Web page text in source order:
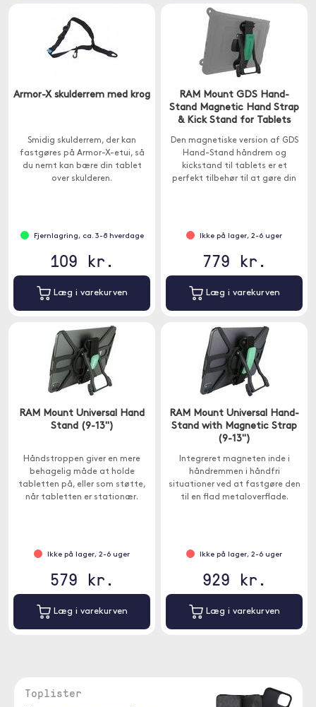
Armor-X skulderrem med krog
Smidig skulderrem, der kan
fastgøres på Armor-X-etui, så
du nemt kan bære din tablet
over skulderen.
Fjernlagring, ca. 3-8 hverdage
109 kr.
Læg i varekurven
RAM Mount GDS Hand-
Stand Magnetic Hand Strap
& Kick Stand for Tablets
Den magnetiske version af GDS
Hand-Stand håndrem og
kickstand til tablets er et
perfekt tilbehør til at gøre din
Ikke på lager, 2-6 uger
779 kr.
Læg i varekurven
RAM Mount Universal Hand
Stand (9-13")
Håndstroppen giver en mere
behagelig måde at holde
tabletten på, eller som støtte,
når tabletten er stationær.
Ikke på lager, 2-6 uger
579 kr.
Læg i varekurven
RAM Mount Universal Hand-
Stand with Magnetic Strap
(9-13")
Integreret magneten inde i
håndremmen i håndfri
situationer ved at fastgøre den
til en flad metaloverflade.
Ikke på lager, 2-6 uger
929 kr.
Læg i varekurven
Toplister